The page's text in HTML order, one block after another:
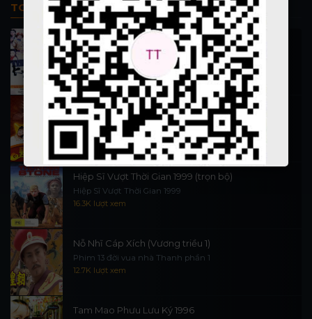
TOP PHIM BỘ
Thi Công Kỳ Án 1997
施公奇案 1997
90.1K lượt xem
Thần Tài Đến 1999
Thần Tài Truyền Kỳ 1999
16.6K lượt xem
Hiệp Sĩ Vượt Thời Gian 1999 (trọn bộ)
Hiệp Sĩ Vượt Thời Gian 1999
16.3K lượt xem
Nỗ Nhĩ Cáp Xích (Vương triều 1)
Phim 13 đời vua nhà Thanh phần 1
12.7K lượt xem
Tam Mao Phưu Lưu Ký 1996